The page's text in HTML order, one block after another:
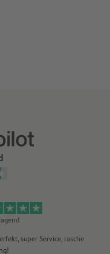
super Service, rasche